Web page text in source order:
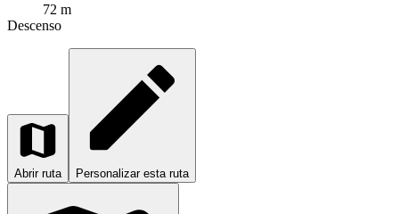
72 m
Descenso
Abrir ruta Personalizar esta ruta